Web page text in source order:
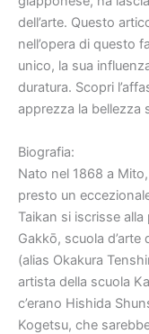
dell’arte. Questo
nell’opera di questo
unico, la sua
duratura. Scopri
apprezza la bellezza
Biografia:
Nato nel 1868 a
presto un
Taikan si iscrisse
Gakkō, scuola
(alias Okakura
artista della scuola
c’erano Hishida
Kogetsu, che